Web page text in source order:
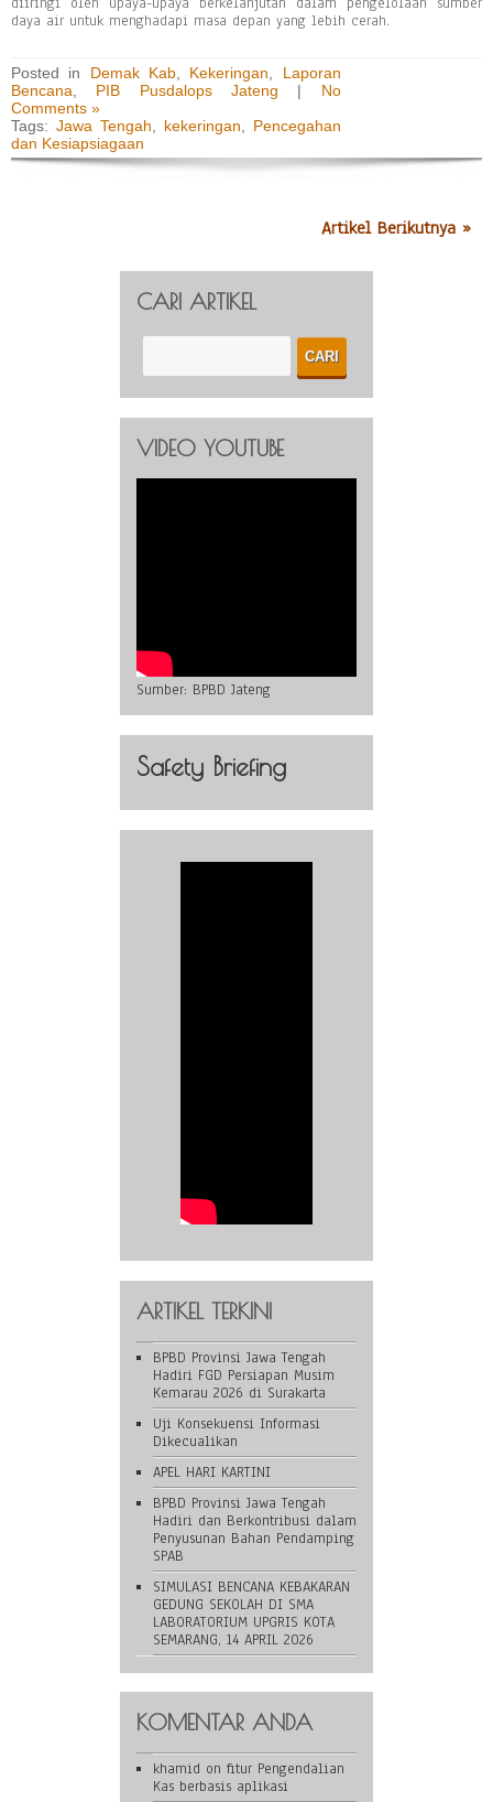
daya air untuk menghadapi masa depan yang lebih cerah.
Posted in Demak Kab, Kekeringan
Laporan
Bencana
PIB Pusdalops Jateng | No
Comments »
Tags: Jawa Tengah kekeringan
Pencegahan
dan Kesiapsiagaan
Artikel Berikutnya »
CARI ARTIKEL
VIDEO YOUTUBE
Sumber: BPBD Jateng
Safety Briefing
ARTIKEL TERKINI
BPBD Provinsi Jawa Tengah
Hadiri FGD Persiapan Musim
Kemarau 2026 di Surakarta
Uji Konsekuensi Informasi
Dikecualikan
APEL HARI KARTINI
BPBD Provinsi Jawa Tengah
Hadiri dan Berkontribusi dalam
Penyusunan Bahan Pendamping
SPAB
SIMULASI BENCANA KEBAKARAN
GEDUNG SEKOLAH DI SMA
LABORATORIUM UPGRIS KOTA
SEMARANG, 14 APRIL 2026
KOMENTAR ANDA
khamid on fitur Pengendalian
Kas berbasis aplikasi